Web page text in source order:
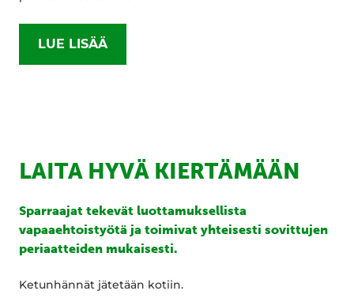
LUE LISÄÄ
LAITA HYVÄ KIERTÄMÄÄN
Sparraajat tekevät luottamuksellista
vapaaehtoistyötä ja toimivat yhteisesti sovittujen
periaatteiden mukaisesti.
Ketunhännät jätetään kotiin.